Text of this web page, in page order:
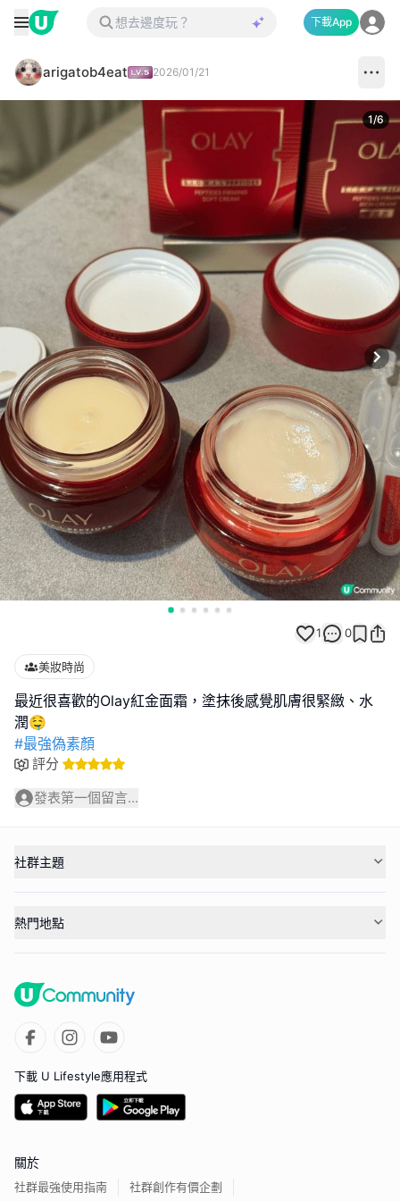
下載App
arigatob4eat 2026/01/21
1/6
1 0
美妝時尚
最近很喜歡的Olay紅金面霜，塗抹後感覺肌膚很緊緻、水
#最強偽素顏
評分
發表第一個留言...
社群主題
熱門地點
下載 U Lifestyle應用程式
關於
社群最強使用指南 社群創作有價企劃